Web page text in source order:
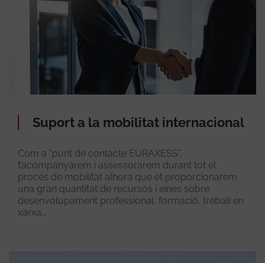
Suport a la mobilitat internacional
Com a “punt de contacte EURAXESS”,
t’acompanyarem i assessorarem durant tot el
procés de mobilitat alhora que et proporcionarem
una gran quantitat de recursos i eines sobre
desenvolupament professional, formació, treball en
xarxa...